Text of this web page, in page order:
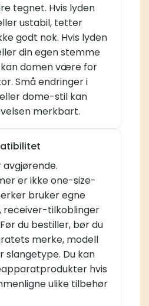
tegnet. Hvis lyden
ustabil, tetter
godt nok. Hvis lyden
din egen stemme
kan domen være for
Små endringer i
dome-stil kan
merkbart.
er ikke one-size-
bruker egne
receiver-tilkoblinger
du bestiller, bør du
merke, modell
slangetype. Du kan
hvis
ulike tilbehør